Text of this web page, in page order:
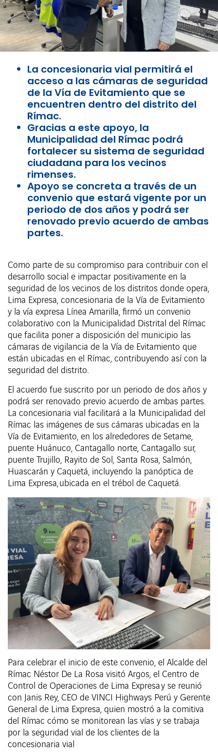
La concesionaria vial permitirá el
acceso a las cámaras de seguridad
de la Vía de Evitamiento que se
encuentren dentro del distrito del
Rímac.
Gracias a este apoyo, la
Municipalidad del Rímac podrá
fortalecer su sistema de seguridad
ciudadana para los vecinos
rimenses.
Apoyo se concreta a través de un
convenio que estará vigente por un
periodo de dos años y podrá ser
renovado previo acuerdo de ambas
partes.
Como parte de su compromiso para contribuir con el
desarrollo social e impactar positivamente en la
seguridad de los vecinos de los distritos donde opera,
Lima Expresa, concesionaria de la Vía de Evitamiento
y la vía expresa Línea Amarilla, firmó un convenio
colaborativo con la Municipalidad Distrital del Rímac
que facilita poner a disposición del municipio las
cámaras de vigilancia de la Vía de Evitamiento que
están ubicadas en el Rímac, contribuyendo así con la
seguridad del distrito.
El acuerdo fue suscrito por un periodo de dos años y
podrá ser renovado previo acuerdo de ambas partes.
La concesionaria vial facilitará a la Municipalidad del
Rímac las imágenes de sus cámaras ubicadas en la
Vía de Evitamiento, en los alrededores de Setame,
puente Huánuco, Cantagallo norte, Cantagallo sur,
puente Trujillo, Rayito de Sol, Santa Rosa, Salmón,
Huascarán y Caquetá, incluyendo la panóptica de
Lima Expresa, ubicada en el trébol de Caquetá.
Para celebrar el inicio de este convenio, el Alcalde del
Rímac Néstor De La Rosa visitó Argos, el Centro de
Control de Operaciones de Lima Expresa y se reunió
con Janis Rey, CEO de VINCI Highways Perú y Gerente
General de Lima Expresa, quien mostró a la comitiva
del Rímac cómo se monitorean las vías y se trabaja
por la seguridad vial de los clientes de la
concesionaria vial